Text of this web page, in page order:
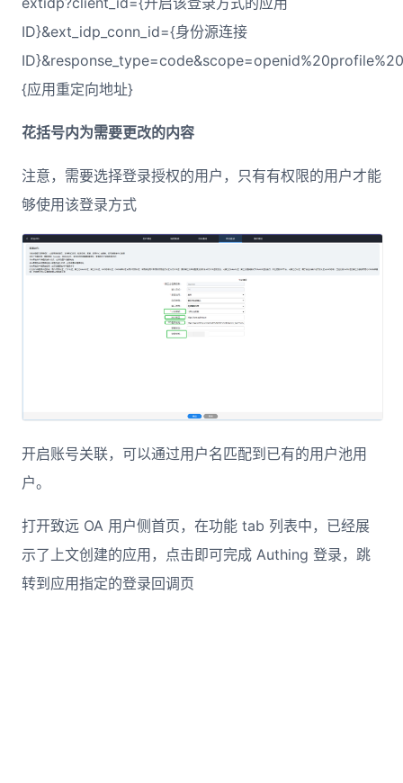
ID}&ext_idp_conn_id={身份源连接
{应用重定向地址}
花括号内为需要更改的内容
注意，需要选择登录授权的用户，只有有权限的用户才能
够使用该登录方式
开启账号关联，可以通过用户名匹配到已有的用户池用
户。
打开致远 OA 用户侧首页，在功能 tab 列表中，已经展
示了上文创建的应用，点击即可完成 Authing 登录，跳
转到应用指定的登录回调页